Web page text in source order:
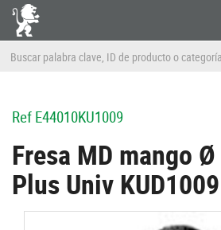
RefE44010KU1009
Fresa MD mango
Plus Univ KUD1009